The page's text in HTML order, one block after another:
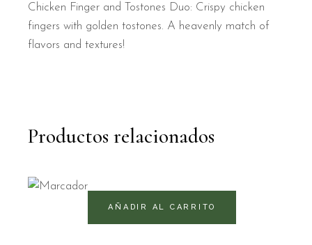
Chicken Finger and Tostones Duo: Crispy chicken
fingers with golden tostones. A heavenly match of
flavors and textures!
Productos relacionados
440
AÑADIR AL CARRITO